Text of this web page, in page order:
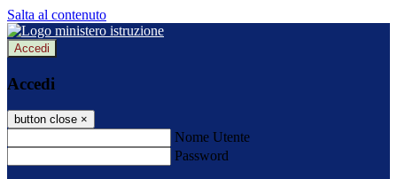
Salta al contenuto
Accedi
Accedi
button close ×
Nome Utente
Password